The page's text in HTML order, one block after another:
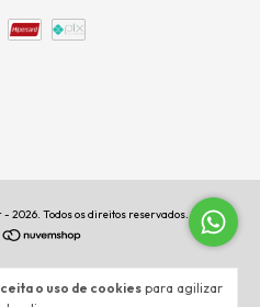
o uso de cookies para agilizar
2026. Todos os direitos reservados.